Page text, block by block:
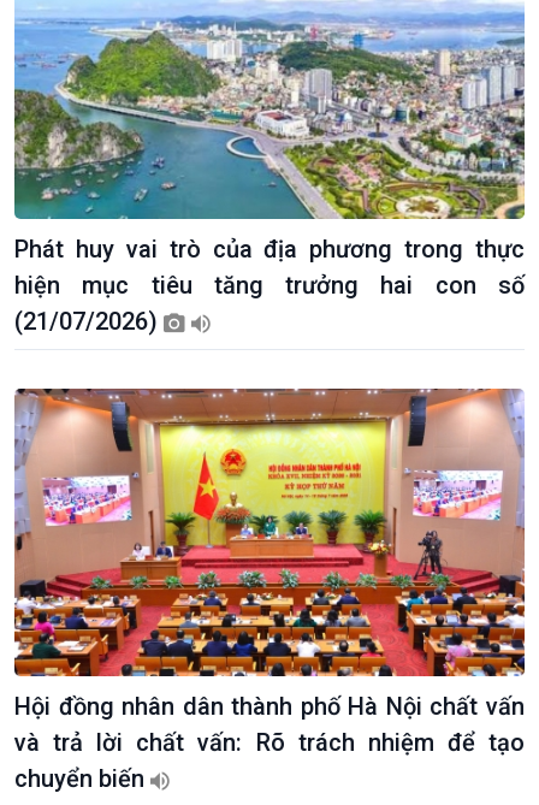
Bản tin
Chuyên mục
Theo dòng Thời sự
Phát huy vai trò của địa phương trong thực
hiện mục tiêu tăng trưởng hai con số
(21/07/2026)
Hội đồng nhân dân thành phố Hà Nội chất vấn
và trả lời chất vấn: Rõ trách nhiệm để tạo
chuyển biến